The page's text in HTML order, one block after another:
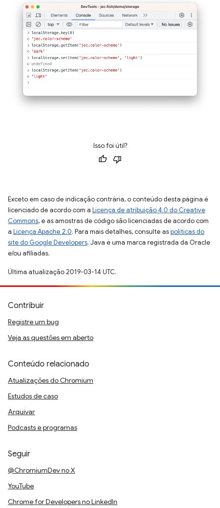
Isso foi útil?
Exceto em caso de indicação contrária, o conteúdo desta página é
licenciado de acordo com a Licença de atribuição 4.0 do Creative
Commons, e as amostras de código são licenciadas de acordo com
a Licença Apache 2.0. Para mais detalhes, consulte aspolíticas do
site do Google Developers. Java é uma marca registrada da Oracle
e/ou afiliadas.
Última atualização 2019-03-14 UTC.
Contribuir
Registre um bug
Veja as questões em aberto
Conteúdo relacionado
Atualizações do Chromium
Estudos de caso
Arquivar
Podcasts e programas
Seguir
@ChromiumDev no X
YouTube
Chrome for Developers no LinkedIn